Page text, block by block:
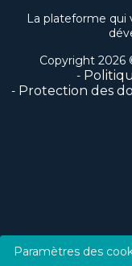
La plateforme qui
Copyright 2026
Protection des
Paramètres des